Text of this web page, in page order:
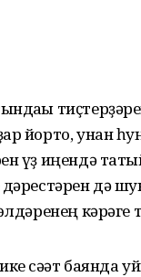
йорто, унан
үҙ иңендә
дә
кәрәге
сәғәт баянда